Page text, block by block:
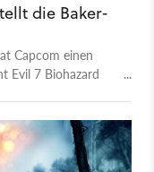
die Baker-
Capcom einen
Evil 7 Biohazard
scheinen die
Spiels zu sein, auf
den Spieler